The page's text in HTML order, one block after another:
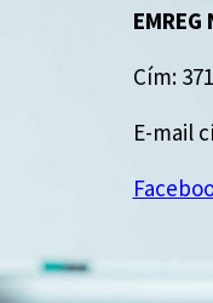
Cím:
E-mail